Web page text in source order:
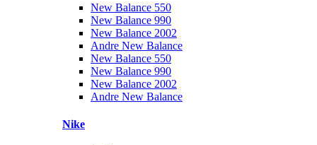
New Balance 550
New Balance 990
New Balance 2002
Andre New Balance
New Balance 550
New Balance 990
New Balance 2002
Andre New Balance
Nike